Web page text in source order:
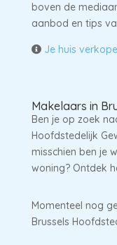
boven de
aanbod en tips
Je huis
Makelaars in
Ben je op zoek
Hoofdstedelijk
misschien ben je
woning? Ontdek
Momenteel nog
Brussels